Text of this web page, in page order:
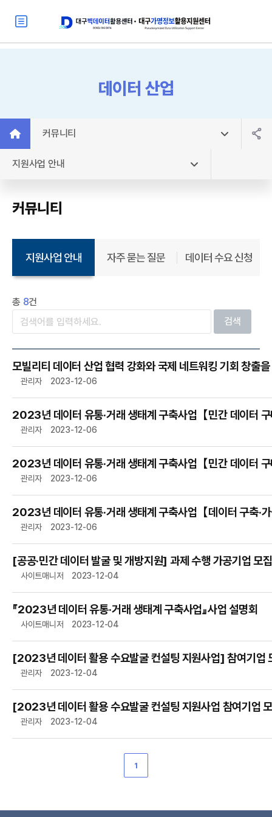
데이터 산업
커뮤니티
지원사업 안내
커뮤니티
지원사업 안내 자주 묻는 질문 데이터 수요 신청
총 8건
검색
관리자 2023-12-06
2023년 데이터 유통·거래 생태계 구축사업【민간 데이터
관리자 2023-12-06
2023년 데이터 유통·거래 생태계 구축사업【민간 데이터
관리자 2023-12-06
관리자 2023-12-06
[공공·민간 데이터 발굴 및 개방지원] 과제 수행 가공기업 모집
사이트매니저 2023-12-04
『2023년 데이터 유통·거래 생태계 구축사업』사업 설명회
사이트매니저 2023-12-04
[2023년 데이터 활용 수요발굴 컨설팅 지원사업] 참여기업
관리자 2023-12-04
[2023년 데이터 활용 수요발굴 컨설팅 지원사업 참여기업
관리자 2023-12-04
1